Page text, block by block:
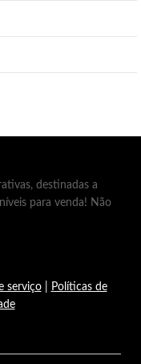
destinadas a
para venda! Não
serviço|
Políticas de